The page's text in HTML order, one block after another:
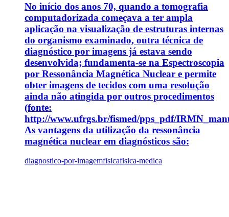
No início dos anos 70, quando a tomografia
computadorizada começava a ter ampla
aplicação na visualização de estruturas internas
do organismo examinado, outra técnica de
diagnóstico por imagens já estava sendo
desenvolvida; fundamenta-se na Espectroscopia
por Ressonância Magnética Nuclear e permite
obter imagens de tecidos com uma resolução
ainda não atingida por outros procedimentos
(fonte:
http://www.ufrgs.br/fismed/pps_pdf/
As vantagens da utilização da ressonância
magnética nuclear em diagnósticos são:
diagnostico-por-imagemfisicafisica-medica